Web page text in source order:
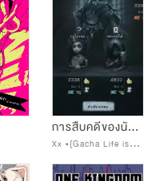
การสืบคดีของนักสืบคุง!!!
X
x •{Gacha Life is God}• xX